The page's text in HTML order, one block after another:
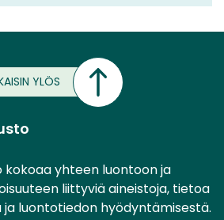
YLÖS
yhteen luontoon ja
liittyviä aineistoja, tietoa
luontotiedon hyödyntämisestä.